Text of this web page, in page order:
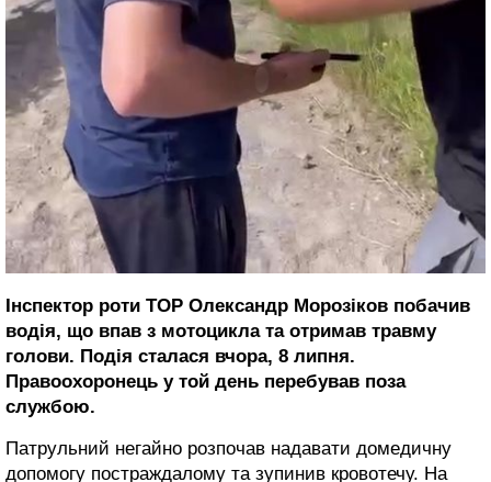
Інспектор роти ТОР Олександр Морозіков побачив
водія, що впав з мотоцикла та отримав травму
голови. Подія сталася вчора, 8 липня.
Правоохоронець у той день перебував поза
службою.
Патрульний негайно розпочав надавати домедичну
допомогу постраждалому та зупинив кровотечу. На